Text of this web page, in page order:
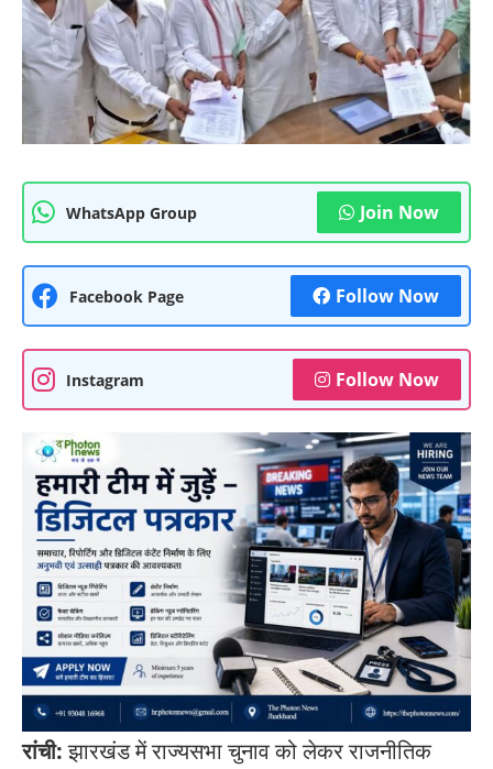
WhatsApp Group Join Now
Facebook Page Follow Now
Instagram Follow Now
रांची:झारखंड में राज्यसभा चुनाव को लेकर राजनीतिक